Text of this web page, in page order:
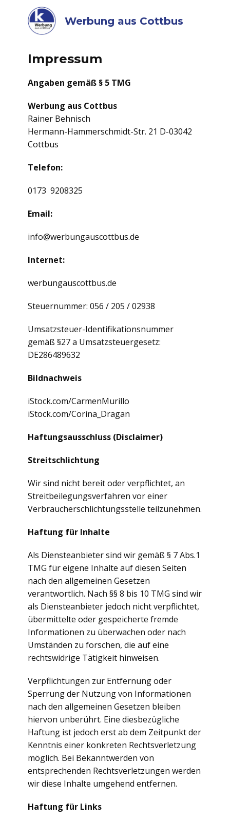
Werbung aus Cottbus
Impressum
Angaben gemäß § 5 TMG
Werbung aus Cottbus
Rainer Behnisch
Hermann-Hammerschmidt-Str. 21 D-03042
Cottbus
Telefon:
0173 9208325
Email:
info@werbungauscottbus.de
Internet:
werbungauscottbus.de
Steuernummer: 056 / 205 / 02938
Umsatzsteuer-Identifikationsnummer
gemäß §27 a Umsatzsteuergesetz:
DE286489632
Bildnachweis
iStock.com/CarmenMurillo
iStock.com/Corina_Dragan
Haftungsausschluss (Disclaimer)
Streitschlichtung
Wir sind nicht bereit oder verpflichtet, an
Streitbeilegungsverfahren vor einer
Verbraucherschlichtungsstelle teilzunehmen.
Haftung für Inhalte
Als Diensteanbieter sind wir gemäß § 7 Abs.1
TMG für eigene Inhalte auf diesen Seiten
nach den allgemeinen Gesetzen
verantwortlich. Nach §§ 8 bis 10 TMG sind wir
als Diensteanbieter jedoch nicht verpflichtet,
übermittelte oder gespeicherte fremde
Informationen zu überwachen oder nach
Umständen zu forschen, die auf eine
rechtswidrige Tätigkeit hinweisen.
Verpflichtungen zur Entfernung oder
Sperrung der Nutzung von Informationen
nach den allgemeinen Gesetzen bleiben
hiervon unberührt. Eine diesbezügliche
Haftung ist jedoch erst ab dem Zeitpunkt der
Kenntnis einer konkreten Rechtsverletzung
möglich. Bei Bekanntwerden von
entsprechenden Rechtsverletzungen werden
wir diese Inhalte umgehend entfernen.
Haftung für Links